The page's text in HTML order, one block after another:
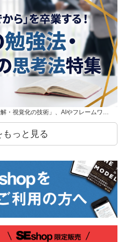
・視覚化の技術」、AIやフレームワ…
もっと見る